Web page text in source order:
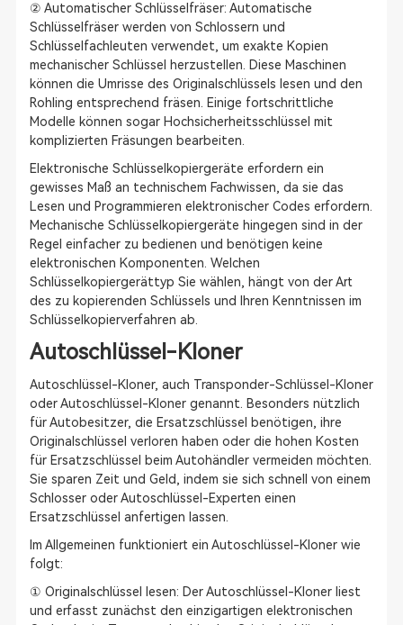
② Automatischer Schlüsselfräser: Automatische
Schlüsselfräser werden von Schlossern und
Schlüsselfachleuten verwendet, um exakte Kopien
mechanischer Schlüssel herzustellen. Diese Maschinen
können die Umrisse des Originalschlüssels lesen und den
Rohling entsprechend fräsen. Einige fortschrittliche
Modelle können sogar Hochsicherheitsschlüssel mit
komplizierten Fräsungen bearbeiten.
Elektronische Schlüsselkopiergeräte erfordern ein
gewisses Maß an technischem Fachwissen, da sie das
Lesen und Programmieren elektronischer Codes erfordern.
Mechanische Schlüsselkopiergeräte hingegen sind in der
Regel einfacher zu bedienen und benötigen keine
elektronischen Komponenten. Welchen
Schlüsselkopiergerättyp Sie wählen, hängt von der Art
des zu kopierenden Schlüssels und Ihren Kenntnissen im
Schlüsselkopierverfahren ab.
Autoschlüssel-Kloner
Autoschlüssel-Kloner, auch Transponder-Schlüssel-Kloner
oder Autoschlüssel-Kloner genannt. Besonders nützlich
für Autobesitzer, die Ersatzschlüssel benötigen, ihre
Originalschlüssel verloren haben oder die hohen Kosten
für Ersatzschlüssel beim Autohändler vermeiden möchten.
Sie sparen Zeit und Geld, indem sie sich schnell von einem
Schlosser oder Autoschlüssel-Experten einen
Ersatzschlüssel anfertigen lassen.
Im Allgemeinen funktioniert ein Autoschlüssel-Kloner wie
folgt:
① Originalschlüssel lesen: Der Autoschlüssel-Kloner liest
und erfasst zunächst den einzigartigen elektronischen